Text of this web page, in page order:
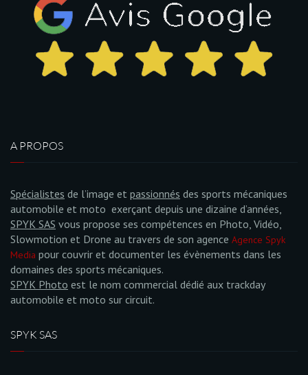
A PROPOS
Spécialistes de l’image et passionnés des sports mécaniques
automobile et moto exerçant depuis une dizaine d’années,
SPYK SAS vous propose ses compétences en Photo, Vidéo,
Slowmotion et Drone au travers de son agence Agence Spyk
Media pour couvrir et documenter les évènements dans les
domaines des sports mécaniques.
SPYK Photo est le nom commercial dédié aux trackday
automobile et moto sur circuit.
SPYK SAS